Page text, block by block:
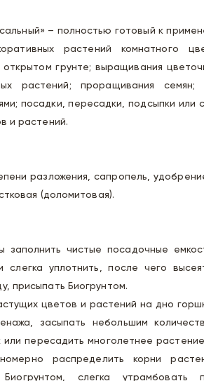
– полностью готовый к
растений комнатного
грунте; выращивания
растений; проращивания семян;
посадки, пересадки, подсыпки или
и растений.
разложения, сапропель,
(доломитовая).
чистые посадочные
слегка уплотнить, после чего
присыпать Биогрунтом.
цветов и растений на дно
засыпать небольшим
пересадить многолетнее
распределить корни
слегка утрамбовать